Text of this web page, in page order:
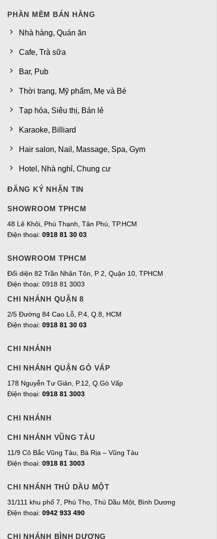
PHẦN MỀM BÁN HÀNG
Nhà hàng, Quán ăn
Cafe, Trà sữa
Bar, Pub
Thời trang, Mỹ phẩm, Mẹ và Bé
Tạp hóa, Siêu thị, Bán lẻ
Karaoke, Billiard
Hair salon, Nail, Massage, Spa, Gym
Hotel, Nhà nghỉ, Chung cư
ĐĂNG KÝ NHẬN TIN
SHOWROOM TPHCM
48 Lê Khôi, Phú Thạnh, Tân Phú, TP.HCM
Điện thoại: 0918 81 30 03
SHOWROOM TPHCM
Đối diện 82 Trần Nhân Tôn, P 2, Quận 10, TPHCM
Điện thoại: 0918 81 3003
CHI NHÁNH QUẬN 8
2/5 Đường 84 Cao Lỗ, P.4, Q.8, HCM
Điện thoại: 0918 81 30 03
CHI NHÁNH
CHI NHÁNH QUẬN GÒ VẤP
178 Nguyễn Tư Giản, P.12, Q.Gò Vấp
Điện thoại: 0918 81 3003
CHI NHÁNH
CHI NHÁNH VŨNG TÀU
11/9 Cô Bắc Vũng Tàu, Bà Rịa – Vũng Tàu
Điện thoại: 0918 81 3003
CHI NHÁNH THỦ DẦU MỘT
31/111 khu phố 7, Phú Thọ, Thủ Dầu Một, Bình Dương
Điện thoại: 0942 933 490
CHI NHÁNH BÌNH DƯƠNG